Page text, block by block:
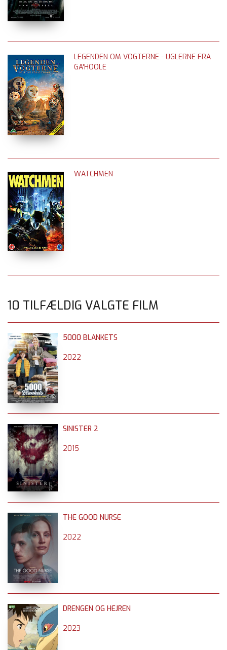
LEGENDEN OM VOGTERNE - UGLERNE FRA
GA'HOOLE
WATCHMEN
10 TILFÆLDIG VALGTE FILM
5000 BLANKETS
2022
SINISTER 2
2015
THE GOOD NURSE
2022
DRENGEN OG HEJREN
2023